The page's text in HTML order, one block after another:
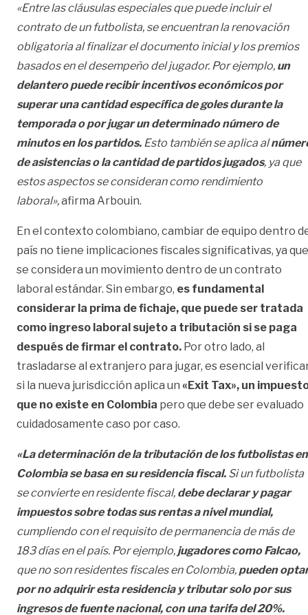
«Entre las cláusulas especiales que puede incluir el
contrato de un futbolista, se encuentran la renovación
obligatoria al finalizar el documento inicial y los premios
basados en el desempeño del jugador. Por ejemplo, un
delantero puede recibir incentivos económicos por
superar una cantidad específica de goles durante la
temporada o por jugar un determinado número de
minutos en los partidos. Esto también se aplica al
de asistencias o la cantidad de partidos jugados, ya que
estos aspectos se consideran como rendimiento
laboral»,afirma Arbouin.
En el contexto colombiano, cambiar de equipo dentro
país no tiene implicaciones fiscales significativas, ya que
se considera un movimiento dentro de un contrato
laboral estándar. Sin embargo, es fundamental
considerar la prima de fichaje, que puede ser tratada
como ingreso laboral sujeto a tributación si se paga
después de firmar el contrato. Por otro lado, al
trasladarse al extranjero para jugar, es esencial
si la nueva jurisdicción aplica un «Exit Tax», un
que no existe en Colombia pero que debe ser evaluado
cuidadosamente caso por caso.
«La determinación de la tributación de los futbolistas en
Colombia se basa en su residencia fiscal. Si un futbolista
se convierte en residente fiscal, debe declarar y pagar
impuestos sobre todas sus rentas a nivel mundial,
cumpliendo con el requisito de permanencia de más de
183 días en el país. Por ejemplo, jugadores como Falcao,
que no son residentes fiscales en Colombia, pueden
por no adquirir esta residencia y tributar solo por sus
ingresos de fuente nacional, con una tarifa del 20%.